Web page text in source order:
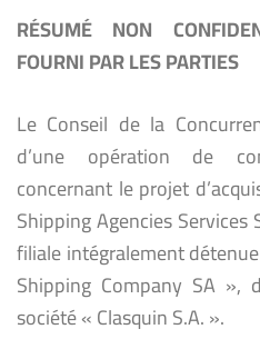
RÉSUMÉ NON
FOURNI PAR LES PARTIES
Le Conseil de la
d’une opération de
concernant le projet
Shipping Agencies Services
filiale intégralement
Shipping Company SA
société « Clasquin S.A. ».